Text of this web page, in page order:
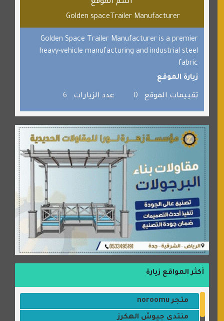
برامج كمبيوتر
جائزة دبي الدولية للقران الكريم
اسم الموقع
Golden spaceTrailer Manufacturer
Golden Space Trailer Manufacturer is a premier
heavy-vehicle manufacturing and industrial steel
fabric
زيارة الموقع
تقييمات الموقع 0 عدد الزيارات 6
أكثر المواقع زيارة
متجر noroomu
منتدى جيوش الهكرز